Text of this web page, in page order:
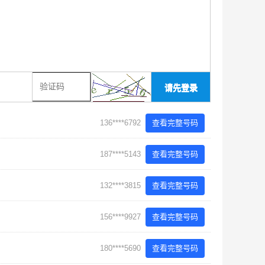
请先登录
136****6792 查看完整号码
187****5143 查看完整号码
132****3815 查看完整号码
156****9927 查看完整号码
180****5690 查看完整号码